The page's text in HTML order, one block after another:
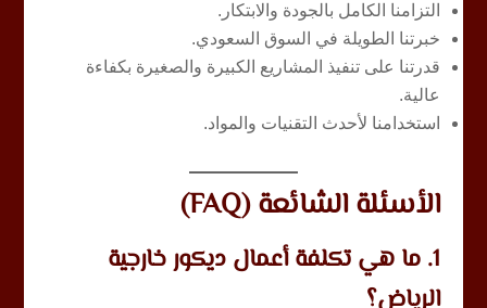
التزامنا الكامل بالجودة والابتكار.
خبرتنا الطويلة في السوق السعودي.
قدرتنا على تنفيذ المشاريع الكبيرة والصغيرة بكفاءة
عالية.
استخدامنا لأحدث التقنيات والمواد.
الأسئلة الشائعة (FAQ)
1. ما هي تكلفة أعمال ديكور خارجية